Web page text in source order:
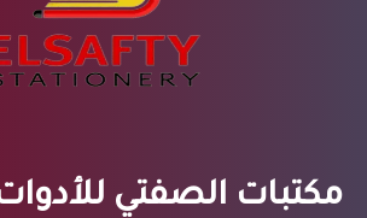
مكتبات الصفتي للأدوات